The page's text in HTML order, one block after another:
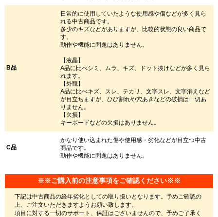
B品
日常的に使用していたような使用感や傷などが多く見ら
れる中古商品です。
多少のキズなどがありますが、比較的状態の良い商品で
す。
動作や機能に問題はありません。
【液晶】
A品に比べシミ、ムラ、キズ、ドット抜けなどが多く見ら
れます。
【外観】
A品に比べキズ、スレ、テカリ、文字スレ、文字消えなど
が目立ちますが、ひび割れや穴あきなどの破損は一切あ
りません。
【欠損】
キーボードなどの欠損はありません。
C品
かなり使い込まれた傷や使用感・劣化などが目立つ中古
商品です。
動作や機能に問題はありません。
※※ご購入前の注意事項をご確認ください※※
下記は中古商品の経年劣化としての取り扱いとなります。予めご確認の
上、ご注文いただきますようお願い致します。
項目に対する一切のサポート、保証はございませんので、予めご了承く